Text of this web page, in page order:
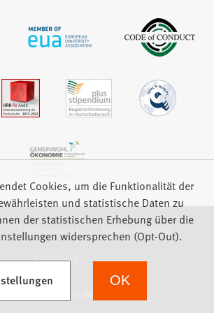
Datenschutz
Barrierefreiheit
Feedback
Cookies, um die Funktionalität der
und statistische Daten zu
der statistischen Erhebung über die
widersprechen (Opt-Out).
Tab) OK